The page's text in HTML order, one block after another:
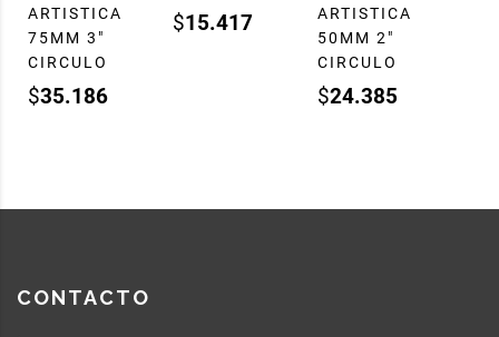
ARTISTICA
75MM 3″
CIRCULO
$35.186
$15.417
ARTISTICA
50MM 2″
CIRCULO
$24.385
CONTACTO